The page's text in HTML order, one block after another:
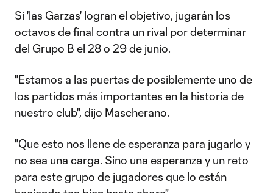
Si 'las Garzas' logran el objetivo, jugarán los
octavos de final contra un rival por determinar
del Grupo B el 28 o 29 de junio.
"Estamos a las puertas de posiblemente uno de
los partidos más importantes en la historia de
nuestro club", dijo Mascherano.
"Que esto nos llene de esperanza para jugarlo y
no sea una carga. Sino una esperanza y un reto
para este grupo de jugadores que lo están